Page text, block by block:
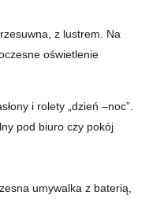
z lustrem. Na
oświetlenie
i rolety „dzień –noc”.
pod biuro czy pokój
umywalka z baterią,